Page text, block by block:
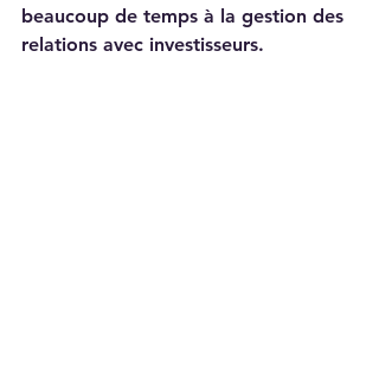
beaucoup de temps à la gestion des
relations avec investisseurs.